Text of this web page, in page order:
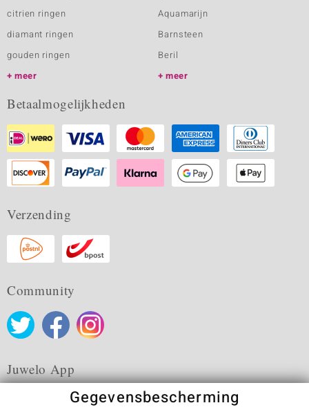
citrien ringen
diamant ringen
gouden ringen
meer
Aquamarijn
Barnsteen
Beril
meer
Betaalmogelijkheden
Verzending
Community
Juwelo App
Gegevensbescherming